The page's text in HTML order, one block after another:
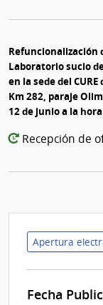
Refuncionalización
Laboratorio sucio
en la sede del
Km 282, paraje
12 de junio a la
Recepción de
Apertura
Fecha